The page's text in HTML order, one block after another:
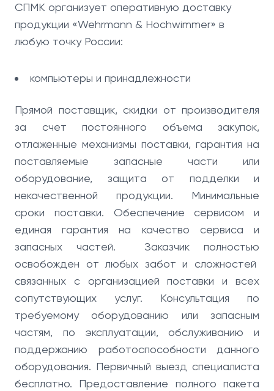
СПМК организует оперативную доставку
продукции «Wehrmann & Hochwimmer» в
любую точку России:
компьютеры и принадлежности
Прямой поставщик, скидки от производителя
за счет постоянного объема закупок,
отлаженные механизмы поставки, гарантия на
поставляемые запасные части или
оборудование, защита от подделки и
некачественной продукции. Минимальные
сроки поставки. Обеспечение сервисом и
единая гарантия на качество сервиса и
запасных частей. Заказчик полностью
освобожден от любых забот и сложностей
связанных с организацией поставки и всех
сопутствующих услуг. Консультация по
требуемому оборудованию или запасным
частям, по эксплуатации, обслуживанию и
поддержанию работоспособности данного
оборудования. Первичный выезд специалиста
бесплатно. Предоставление полного пакета